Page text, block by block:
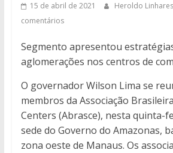
15 de abril de 2021 Heroldo Linhares
comentários
Segmento apresentou
aglomerações nos centros de
O governador Wilson Lima se
membros da Associação
Centers (Abrasce), nesta quinta-
sede do Governo do Amazonas,
zona oeste de Manaus. Os